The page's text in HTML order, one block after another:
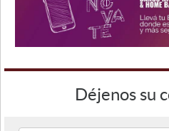
Déjenos su